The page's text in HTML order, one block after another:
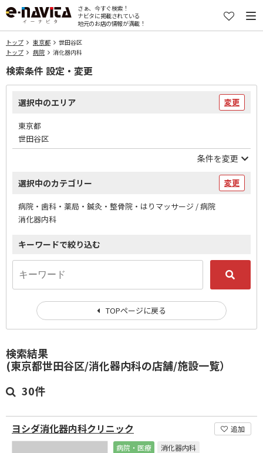
さぁ、今すぐ検索！
ナビタに掲載されている
地元のお店の情報が満載！
トップ 東京都
世田谷区
トップ
病院 消化器内科
検索結果
(東京都世田谷区/消化器内科の店舗/施設一覧）
30件
ヨシダ消化器内科クリニック
追加
病院・医療
消化器内科
検索条件 設定・変更
選択中のエリア 変更
東京都
世田谷区
条件を変更
選択中のカテゴリー 変更
病院・歯科・薬局・鍼灸・整骨院・はりマッサージ / 病院
消化器内科
キーワードで絞り込む
TOPページに戻る